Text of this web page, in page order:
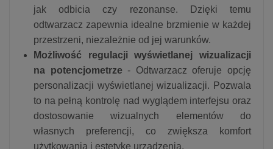
jak odbicia czy rezonanse. Dzięki temu
odtwarzacz zapewnia idealne brzmienie w każdej
przestrzeni, niezależnie od jej warunków.
Możliwość regulacji wyświetlanej wizualizacji
na potencjometrze- Odtwarzacz oferuje opcję
personalizacji wyświetlanej wizualizacji. Pozwala
to na pełną kontrolę nad wyglądem interfejsu oraz
dostosowanie wizualnych elementów do
własnych preferencji, co zwiększa komfort
użytkowania i estetykę urządzenia.